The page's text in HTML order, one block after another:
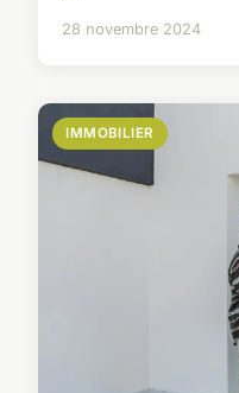
28 novembre 2024
IMMOBILIER